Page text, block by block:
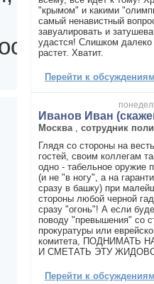
"крымом" и какими
самый ненавистный
завуалировать и
удастся! Слишком далеко
растет. Хватит.
Перейти к
Иванов Иван
Москва
сотрудник
Глядя со стороны на
гостей, своим коллегам
одно - табельное оружие
(и не "в ногу", а на
сразу в башку) при
стороны любой черной
сразу "огонь"! А если
поводу "превышения" со
прокуратуры или
комитета, ПОДНИМАТЬ
И СМЕТАТЬ ЭТУ
Перейти к